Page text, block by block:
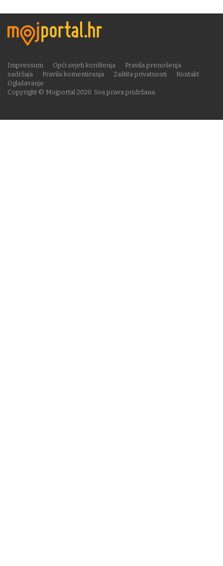
Copyright © Mojportal 2020. Sva prava pridržana.
Impressum Opći uvjeti korištenja
Pravila prenošenja
sadržaja
Pravila komentiranja Zaštita privatnosti
Kontakt
Oglašavanje